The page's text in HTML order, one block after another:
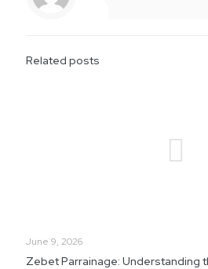
Related posts
June 9, 2026
Zebet Parrainage: Understanding